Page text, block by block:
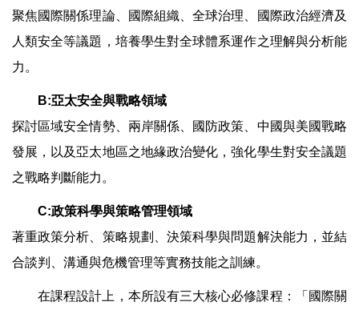
聚焦國際關係理論、國際組織、全球治理、國際政治經濟及
人類安全等議題，培養學生對全球體系運作之理解與分析能
力。
B:亞太安全與戰略領域
探討區域安全情勢、兩岸關係、國防政策、中國與美國戰略
發展，以及亞太地區之地緣政治變化，強化學生對安全議題
之戰略判斷能力。
C:政策科學與策略管理領域
著重政策分析、策略規劃、決策科學與問題解決能力，並結
合談判、溝通與危機管理等實務技能之訓練。
在課程設計上，本所設有三大核心必修課程：「國際關